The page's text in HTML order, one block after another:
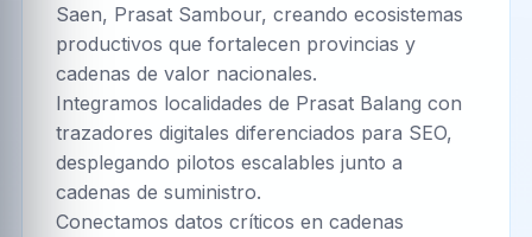
Saen, Prasat Sambour, creando ecosistemas
productivos que fortalecen provincias y
cadenas de valor nacionales.
Integramos localidades de Prasat Balang con
trazadores digitales diferenciados para SEO,
desplegando pilotos escalables junto a
cadenas de suministro.
Conectamos datos críticos en cadenas